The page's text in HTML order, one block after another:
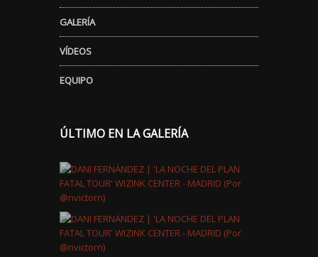
GALERÍA
VÍDEOS
EQUIPO
ÚLTIMO EN LA GALERÍA